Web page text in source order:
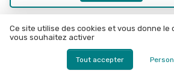
Recevez les dernières
Sports Insiders
Ce site utilise des cookies et vous donne le
vous souhaitez activer
Tout accepter